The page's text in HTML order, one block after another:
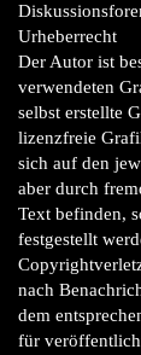
Urheberrecht
Der Autor ist
verwendeten
selbst erstellte
lizenzfreie
sich auf den
aber durch
Text befinden,
festgestellt
nach
dem
für